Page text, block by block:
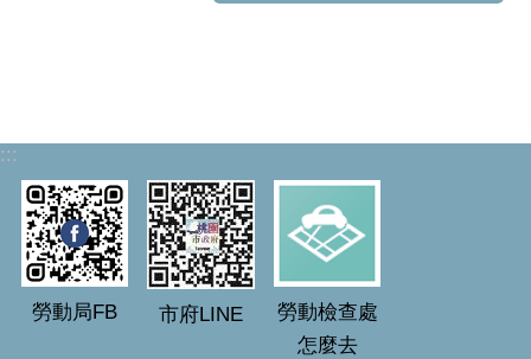
:::
勞動局FB 市府LINE
勞動檢查處
怎麼去